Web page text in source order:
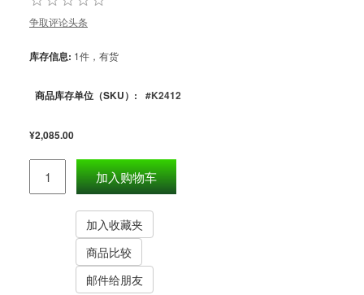
争取评论头条
库存信息: 1件，有货
商品库存单位（SKU）: #K2412
¥2,085.00